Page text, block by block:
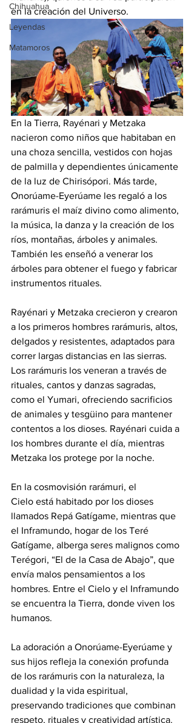
Chihuahua
Leyendas
Matamoros
en la creación del Universo.
En la Tierra, Rayénari y Metzaka
nacieron como niños que habitaban en
una choza sencilla, vestidos con hojas
de palmilla y dependientes únicamente
de la luz de Chirisópori. Más tarde,
Onorúame-Eyerúame les regaló a los
rarámuris el maíz divino como alimento,
la música, la danza y la creación de los
ríos, montañas, árboles y animales.
También les enseñó a venerar los
árboles para obtener el fuego y fabricar
instrumentos rituales.
Rayénari y Metzaka crecieron y crearon
a los primeros hombres rarámuris, altos,
delgados y resistentes, adaptados para
correr largas distancias en las sierras.
Los rarámuris los veneran a través de
rituales, cantos y danzas sagradas,
como el Yumari, ofreciendo sacrificios
de animales y tesgüino para mantener
contentos a los dioses. Rayénari cuida a
los hombres durante el día, mientras
Metzaka los protege por la noche.
En la cosmovisión rarámuri, el
Cielo está habitado por los dioses
llamados Repá Gatígame, mientras que
el Inframundo, hogar de los Teré
Gatígame, alberga seres malignos como
Terégori, “El de la Casa de Abajo”, que
envía malos pensamientos a los
hombres. Entre el Cielo y el Inframundo
se encuentra la Tierra, donde viven los
humanos.
La adoración a Onorúame-Eyerúame y
sus hijos refleja la conexión profunda
de los rarámuris con la naturaleza, la
dualidad y la vida espiritual,
preservando tradiciones que combinan
respeto, rituales y creatividad artística.